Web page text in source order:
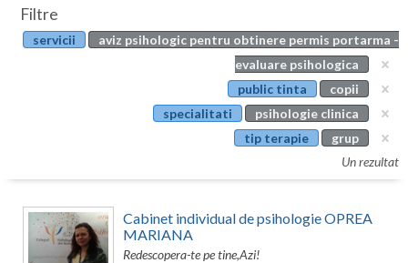
Botosani
Calarasi
Caras-Severin
Articole
Evenimente
Filtre
servicii
aviz psihologic pentru obtinere permis portarma -
evaluare psihologica
public tinta
copii
specialitati
psihologie clinica
tip terapie
grup
Un rezultat
Cabinet individual de psihologie OPREA
MARIANA
Redescopera-te pe tine,Azi!